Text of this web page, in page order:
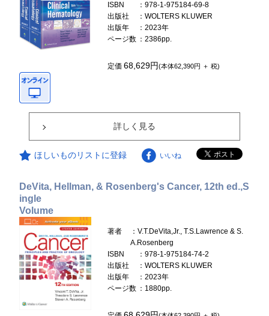
ISBN
：978-1-975184-69-8
出版社
：WOLTERS KLUWER
出版年
：2023年
ページ数 ：2386pp.
定価68,629円(本体62,390円 ＋ 税)
詳しく見る
ほしいものリストに登録 いいね
DeVita, Hellman, & Rosenberg's Cancer, 12th ed.,S
ingle
Volume
著者
：V.T.DeVita,Jr., T.S.Lawrence & S.
A.Rosenberg
ISBN
：978-1-975184-74-2
出版社
：WOLTERS KLUWER
出版年
：2023年
ページ数 ：1880pp.